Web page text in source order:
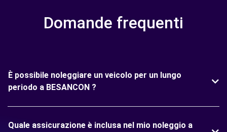
Domande frequenti
È possibile noleggiare un veicolo per un lungo
periodo a BESANCON ?
Quale assicurazione è inclusa nel mio noleggio a